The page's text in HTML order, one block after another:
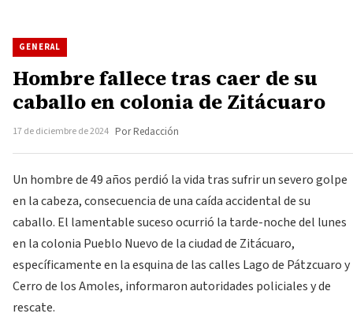
GENERAL
Hombre fallece tras caer de su
caballo en colonia de Zitácuaro
17 de diciembre de 2024 Por Redacción
Un hombre de 49 años perdió la vida tras sufrir un severo golpe
en la cabeza, consecuencia de una caída accidental de su
caballo. El lamentable suceso ocurrió la tarde-noche del lunes
en la colonia Pueblo Nuevo de la ciudad de Zitácuaro,
específicamente en la esquina de las calles Lago de Pátzcuaro y
Cerro de los Amoles, informaron autoridades policiales y de
rescate.